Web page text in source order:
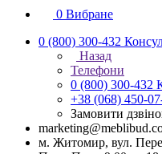
0 Вибране
0 (800) 300-432
Назад
Телефони
0 (800) 300-432
+38 (068) 450-
Замовити
м. Житомир, вул.